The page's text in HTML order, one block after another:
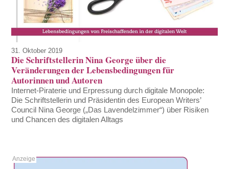
31. Oktober 2019
Die Schriftstellerin Nina George über die
Veränderungen der Lebensbedingungen für
Autorinnen und Autoren
Internet-Piraterie und Erpressung durch digitale Monopole:
Die Schriftstellerin und Präsidentin des European Writers’
Council Nina George („Das Lavendelzimmer“) über Risiken
und Chancen des digitalen Alltags